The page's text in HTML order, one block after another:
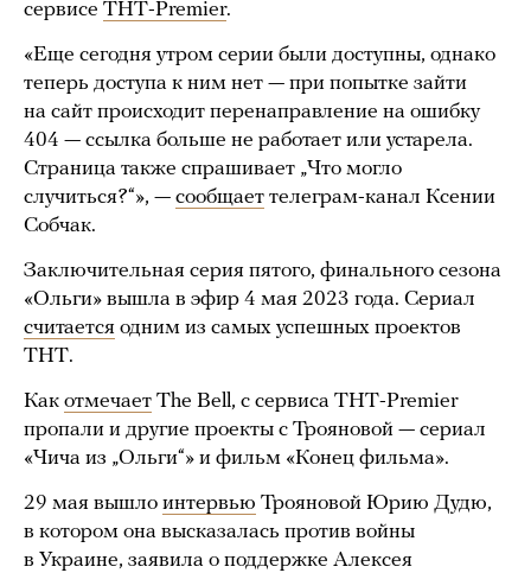
сервисе ТНТ-Premier.
«Еще сегодня утром серии были доступны, однако
теперь доступа к ним нет — при попытке зайти
на сайт происходит перенаправление на ошибку
404 — ссылка больше не работает или устарела.
Страница также спрашивает „Что могло
случиться?“», — сообщает телеграм-канал Ксении
Собчак.
Заключительная серия пятого, финального сезона
«Ольги» вышла в эфир 4 мая 2023 года. Сериал
считается одним из самых успешных проектов
ТНТ.
Как отмечает The Bell, с сервиса ТНТ-Premier
пропали и другие проекты с Трояновой — сериал
«Чича из „Ольги“» и фильм «Конец фильма».
29 мая вышло интервью Трояновой Юрию Дудю,
в котором она высказалась против войны
в Украине, заявила о поддержке Алексея